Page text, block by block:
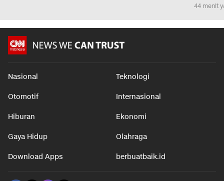
44 menit
Nasional Teknologi
Otomotif Internasional
Hiburan Ekonomi
Gaya Hidup Olahraga
Download Apps berbuatbaik.id